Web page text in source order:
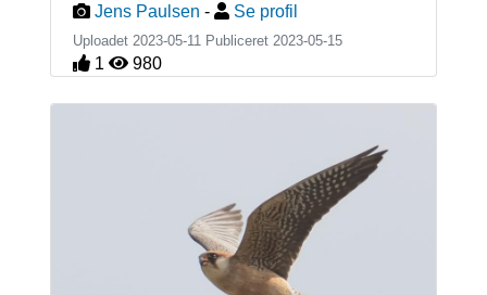
Jens Paulsen - Se profil
Uploadet 2023-05-11 Publiceret 2023-05-15
1 980